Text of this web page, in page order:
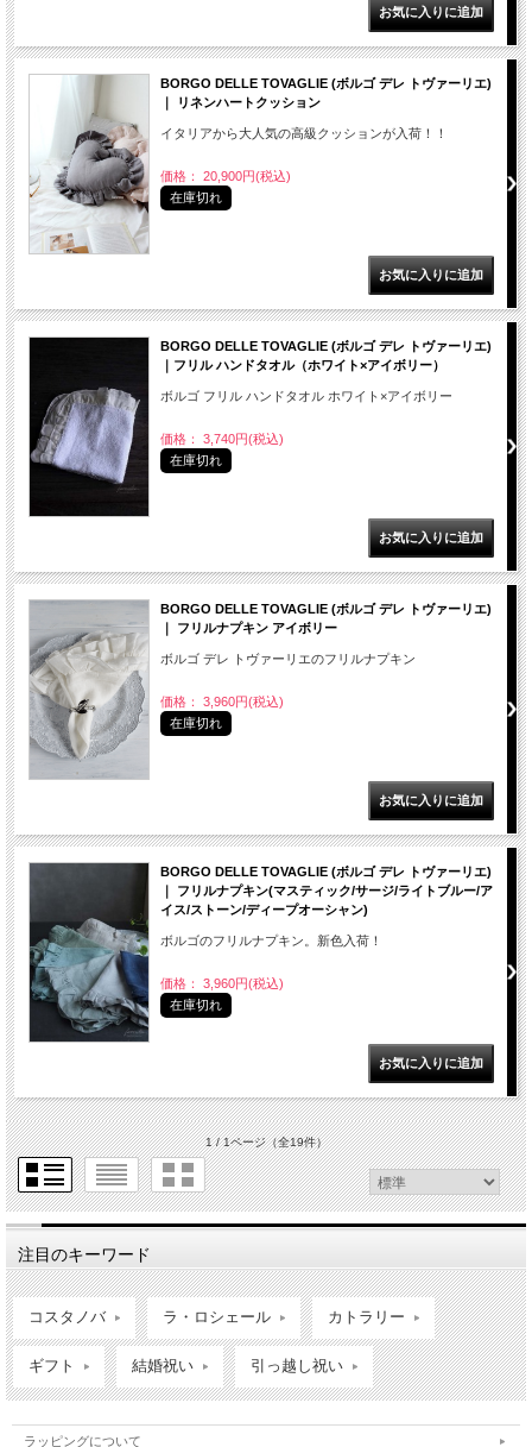
BORGO DELLE TOVAGLIE (ボルゴ デレ トヴァーリエ)
｜ リネンハートクッション
イタリアから大人気の高級クッションが入荷！！
価格： 20,900円(税込)
在庫切れ
BORGO DELLE TOVAGLIE (ボルゴ デレ トヴァーリエ)
｜フリル ハンドタオル（ホワイト×アイボリー）
ボルゴ フリル ハンドタオル ホワイト×アイボリー
価格： 3,740円(税込)
在庫切れ
BORGO DELLE TOVAGLIE (ボルゴ デレ トヴァーリエ)
｜ フリルナプキン アイボリー
ボルゴ デレ トヴァーリエのフリルナプキン
価格： 3,960円(税込)
在庫切れ
BORGO DELLE TOVAGLIE (ボルゴ デレ トヴァーリエ)
｜ フリルナプキン(マスティック/サージ/ライトブルー/ア
イス/ストーン/ディープオーシャン)
ボルゴのフリルナプキン。新色入荷！
価格： 3,960円(税込)
在庫切れ
1 / 1ページ（全19件）
注目のキーワード
コスタノバ ラ・ロシェール カトラリー
ギフト 結婚祝い 引っ越し祝い
ラッピングについて